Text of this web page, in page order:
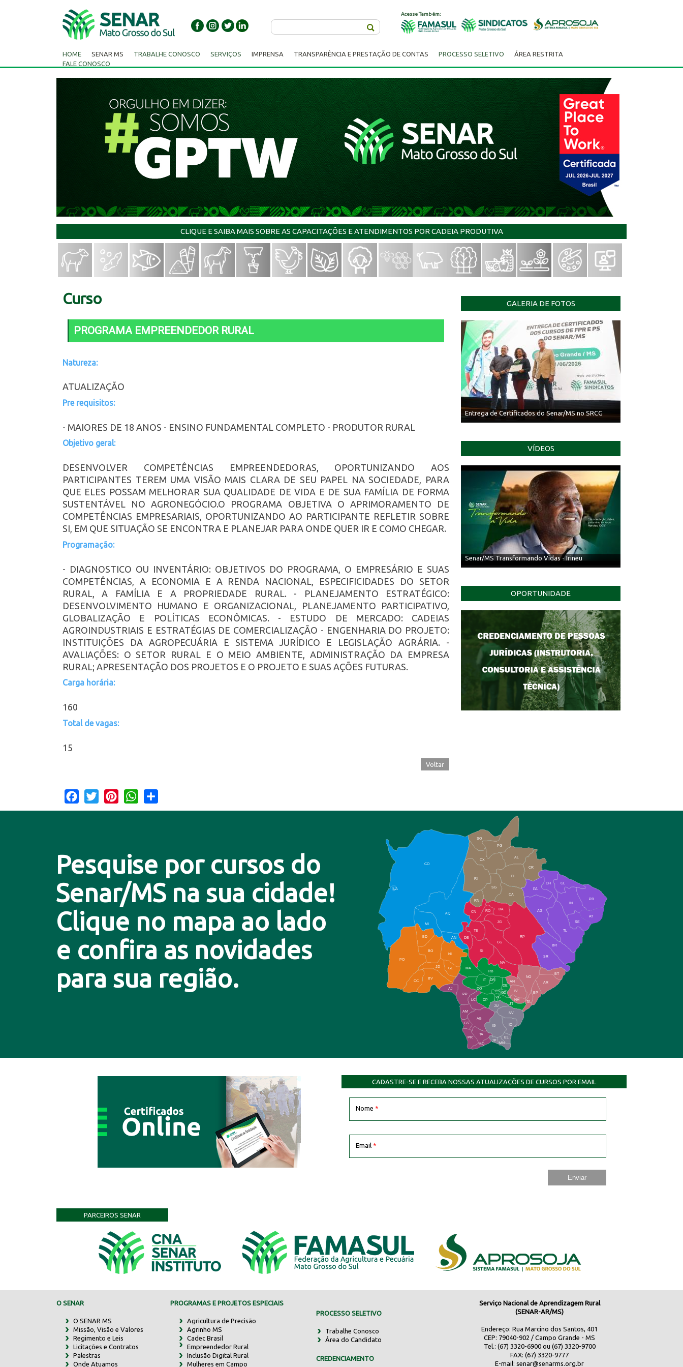
Acesse Também:
HOME SENAR MS TRABALHE CONOSCO SERVIÇOS IMPRENSA TRANSPARÊNCIA E PRESTAÇÃO DE CONTAS PROCESSO SELETIVO
ÁREA RESTRITA
FALE CONOSCO
CLIQUE E SAIBA MAIS SOBRE AS CAPACITAÇÕES E ATENDIMENTOS POR CADEIA PRODUTIVA
GALERIA DE FOTOS
Entrega de Certificados do Senar/MS no SRCG
VÍDEOS
Senar/MS Transformando Vidas - Irineu
OPORTUNIDADE
Curso
PROGRAMA EMPREENDEDOR RURAL
Natureza:
ATUALIZAÇÃO
Pre requisitos:
- MAIORES DE 18 ANOS - ENSINO FUNDAMENTAL COMPLETO - PRODUTOR RURAL
Objetivo geral:
DESENVOLVER COMPETÊNCIAS EMPREENDEDORAS, OPORTUNIZANDO AOS
PARTICIPANTES TEREM UMA VISÃO MAIS CLARA DE SEU PAPEL NA SOCIEDADE, PARA
QUE ELES POSSAM MELHORAR SUA QUALIDADE DE VIDA E DE SUA FAMÍLIA DE FORMA
SUSTENTÁVEL NO AGRONEGÓCIO.O PROGRAMA OBJETIVA O APRIMORAMENTO DE
COMPETÊNCIAS EMPRESARIAIS, OPORTUNIZANDO AO PARTICIPANTE REFLETIR SOBRE
SI, EM QUE SITUAÇÃO SE ENCONTRA E PLANEJAR PARA ONDE QUER IR E COMO CHEGAR.
Programação:
- DIAGNOSTICO OU INVENTÁRIO: OBJETIVOS DO PROGRAMA, O EMPRESÁRIO E SUAS
COMPETÊNCIAS, A ECONOMIA E A RENDA NACIONAL, ESPECIFICIDADES DO SETOR
RURAL, A FAMÍLIA E A PROPRIEDADE RURAL. - PLANEJAMENTO ESTRATÉGICO:
DESENVOLVIMENTO HUMANO E ORGANIZACIONAL, PLANEJAMENTO PARTICIPATIVO,
GLOBALIZAÇÃO E POLÍTICAS ECONÔMICAS. - ESTUDO DE MERCADO: CADEIAS
AGROINDUSTRIAIS E ESTRATÉGIAS DE COMERCIALIZAÇÃO - ENGENHARIA DO PROJETO:
INSTITUIÇÕES DA AGROPECUÁRIA E SISTEMA JURÍDICO E LEGISLAÇÃO AGRÁRIA. -
AVALIAÇÕES: O SETOR RURAL E O MEIO AMBIENTE, ADMINISTRAÇÃO DA EMPRESA
RURAL; APRESENTAÇÃO DOS PROJETOS E O PROJETO E SUAS AÇÕES FUTURAS.
Carga horária:
160
Total de vagas:
15
Voltar
Facebook
Twitter PinterestWhatsApp
Pesquise por cursos do
Senar/MS na sua cidade!
Clique no mapa ao lado
e confira as novidades
para sua região.
CO
AQ
MI
AN
CX
RI
AL
CR
FI
SG
BA
CA
PA
CH CL
PB
SE
TL
AG
BR
SR
BT
AR
RP
RO
JG
CG
SI
NA
TA
NH
JT
RB
MA
IT
DR
DO
CP
JU
NV
IQ
EL
BD
BO
NI
JD
PO
BV
CC
PP
AJ
LC
AM
AB
JP
DB
TE
CS
PR
TA
SQ
IG
MN
IN
NO
BP
RN
CN
GL
AN
IV
FS
VC
GD
DE
AT
PG
SO
LA
CADASTRE-SE E RECEBA NOSSAS ATUALIZAÇÕES DE CURSOS POR EMAIL
Nome *
Email *
PARCEIROS SENAR
O SENAR
O SENAR MS
Missão, Visão e Valores
Regimento e Leis
Licitações e Contratos
Palestras
Onde Atuamos
PROGRAMAS E PROJETOS ESPECIAIS
Agricultura de Precisão
Agrinho MS
Cadec Brasil
Empreendedor Rural
Inclusão Digital Rural
Mulheres em Campo
PROCESSO SELETIVO
Trabalhe Conosco
Área do Candidato
CREDENCIAMENTO
Serviço Nacional de Aprendizagem Rural
(SENAR-AR/MS)
Endereço: Rua Marcino dos Santos, 401
CEP: 79040-902 / Campo Grande - MS
Tel.: (67) 3320-6900 ou (67) 3320-9700
FAX: (67) 3320-9777
E-mail:senar@senarms.org.br